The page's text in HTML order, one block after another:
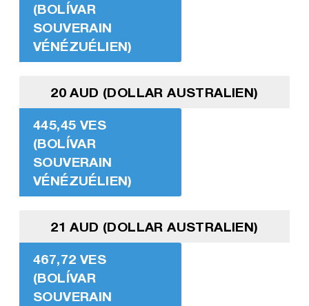
(BOLÍVAR
SOUVERAIN
VÉNÉZUÉLIEN)
20 AUD (DOLLAR AUSTRALIEN)
445,45 VES
(BOLÍVAR
SOUVERAIN
VÉNÉZUÉLIEN)
21 AUD (DOLLAR AUSTRALIEN)
467,72 VES
(BOLÍVAR
SOUVERAIN